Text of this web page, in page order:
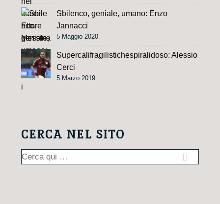
Sbilenco, geniale, umano: Enzo
Jannacci
5 Maggio 2020
Supercalifragilistichespiralidoso: Alessio
Cerci
5 Marzo 2019
CERCA NEL SITO
Cerca: